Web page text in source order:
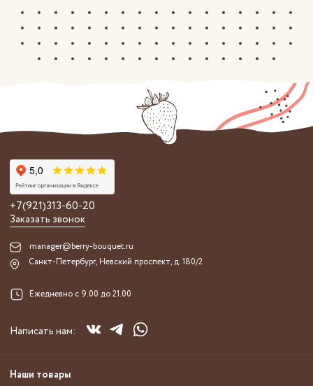
+7(921)313-60-20
Заказать звонок
manager@berry-bouquet.ru
Санкт-Петербург, Невский проспект, д. 180/2
Ежедневно с 9.00 до 21.00
Написать нам:
Наши товары